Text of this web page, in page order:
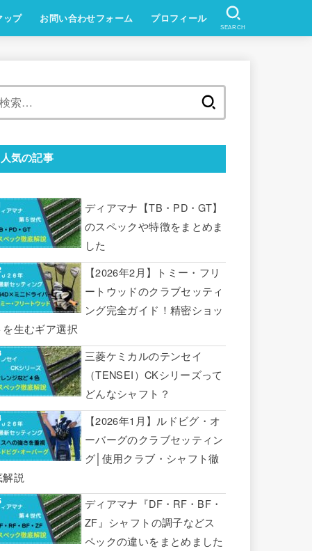
ップ お問い合わせフォーム プロフィール
SEARCH
人気の記事
ディアマナ【TB・PD・GT】
のスペックや特徴をまとめま
した
【2026年2月】トミー・フリ
ートウッドのクラブセッティ
ング完全ガイド！精密ショッ
を生むギア選択
三菱ケミカルのテンセイ
（TENSEI）CKシリーズって
どんなシャフト？
【2026年1月】ルドビグ・オ
ーバーグのクラブセッティン
グ│使用クラブ・シャフト徹
解説
ディアマナ『DF・RF・BF・
ZF』シャフトの調子などス
ペックの違いをまとめました